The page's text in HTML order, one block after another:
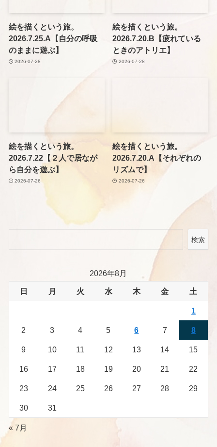
絵を描くという旅。
2026.7.25.A【自分の呼吸
のままに遊ぶ】
2026-07-28
絵を描くという旅。
2026.7.20.B【疲れている
ときのアトリエ】
2026-07-28
絵を描くという旅。
2026.7.22【２人で居なが
ら自分を遊ぶ】
2026-07-26
絵を描くという旅。
2026.7.20.A【それぞれの
リズムで】
2026-07-26
検索
2026年8月
日 月 火 水 木 金 土
1
2 3 4 5 6 7 8
9 10 11 12 13 14 15
16 17 18 19 20 21 22
23 24 25 26 27 28 29
30 31
« 7月